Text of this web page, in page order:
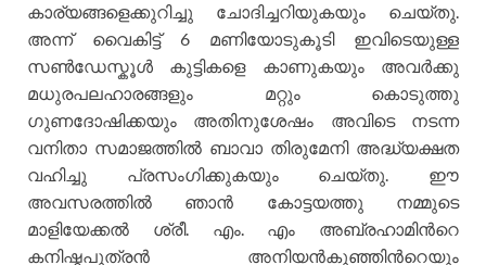
കാര്യങ്ങളെക്കുറിച്ചു ചോദിച്ചറിയുകയും ചെയ്തു.
അന്ന് വൈകിട്ട് 6 മണിയോടുകൂടി ഇവിടെയുള്ള
സണ്‍ഡേസ്കൂള്‍ കുട്ടികളെ കാണുകയും അവര്‍ക്കു
മധുരപലഹാരങ്ങളും മറ്റും കൊടുത്തു
ഗുണദോഷിക്കയും അതിനുശേഷം അവിടെ നടന്ന
വനിതാ സമാജത്തില്‍ ബാവാ തിരുമേനി അദ്ധ്യക്ഷത
വഹിച്ചു പ്രസംഗിക്കുകയും ചെയ്തു. ഈ
അവസരത്തില്‍ ഞാന്‍ കോട്ടയത്തു നമ്മുടെ
മാളിയേക്കല്‍ ശ്രീ. എം. എം അബ്രഹാമിന്‍റെ
കനിഷ്ഠപുത്രന്‍ അനിയന്‍കുഞ്ഞിന്‍റെയും